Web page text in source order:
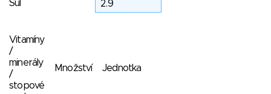
Sůl
Vitamíny
/
minerály
/
stopové
Množství Jednotka